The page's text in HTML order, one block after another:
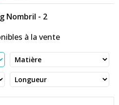
Nombril - 2
à la vente